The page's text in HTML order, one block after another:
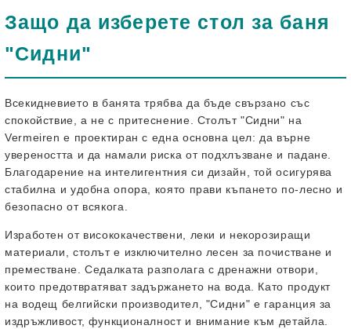
Защо да изберете стол за баня
"Сидни"
Всекидневието в банята трябва да бъде свързано със
спокойствие, а не с притеснение. Столът "Сидни" на
Vermeiren е проектиран с една основна цел: да върне
увереността и да намали риска от подхлъзване и падане.
Благодарение на интелигентния си дизайн, той осигурява
стабилна и удобна опора, която прави къпането по-лесно и
безопасно от всякога.
Изработен от висококачествени, леки и некорозиращи
материали, столът е изключително лесен за почистване и
преместване. Седалката разполага с дренажни отвори,
които предотвратяват задържането на вода. Като продукт
на водещ белгийски производител, "Сидни" е гаранция за
издръжливост, функционалност и внимание към детайла.